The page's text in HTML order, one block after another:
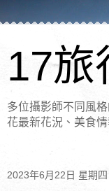
17旅
多位攝影師不同風
花最新花況、美食
2023年6月22日 星期四